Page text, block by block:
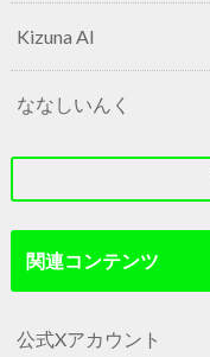
Kizuna AI
ななしいんく
関連コンテンツ
公式Xアカウント